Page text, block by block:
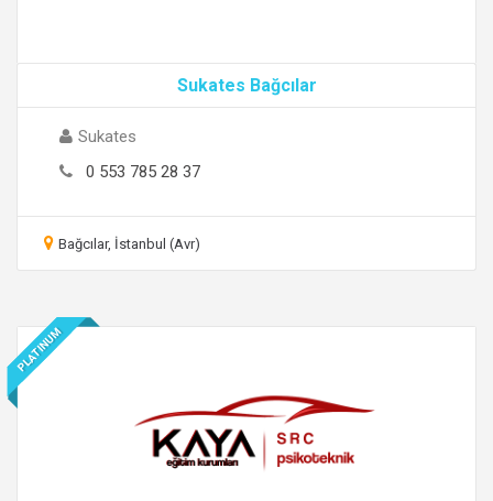
Sukates Bağcılar
Sukates
0 553 785 28 37
Bağcılar, İstanbul (Avr)
PLATINUM